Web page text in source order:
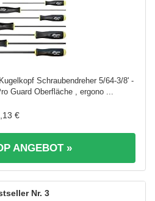
Schraubendreher 5/64-3/8' -
Guard Oberfläche , ergono ...
€
ANGEBOT »
3